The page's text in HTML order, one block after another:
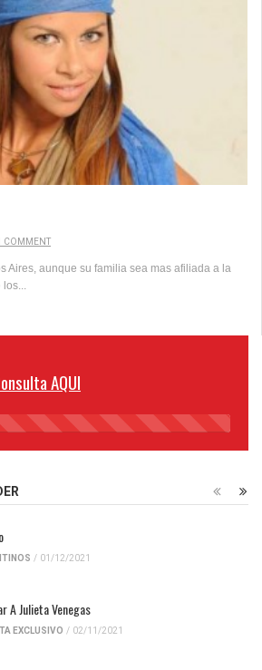
COMMENT
Aires, aunque su familia sea mas afiliada a la
los...
AQUI
45%
/ 01/12/2021
A Julieta Venegas
EXCLUSIVO / 02/11/2021